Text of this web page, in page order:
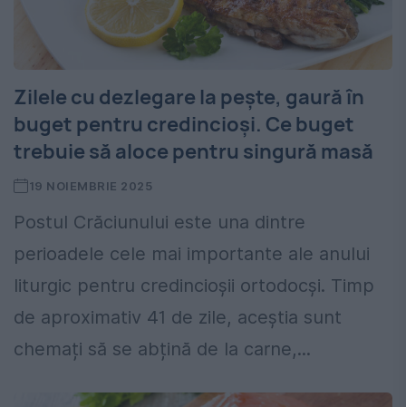
Zilele cu dezlegare la pește, gaură în
buget pentru credincioși. Ce buget
trebuie să aloce pentru singură masă
19 NOIEMBRIE 2025
Postul Crăciunului este una dintre
perioadele cele mai importante ale anului
liturgic pentru credincioșii ortodocși. Timp
de aproximativ 41 de zile, aceștia sunt
chemați să se abțină de la carne,...